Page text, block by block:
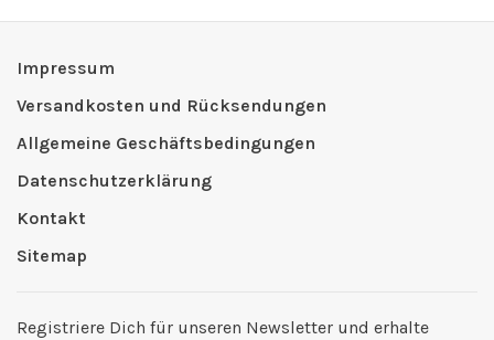
Impressum
Versandkosten und Rücksendungen
Allgemeine Geschäftsbedingungen
Datenschutzerklärung
Kontakt
Sitemap
Registriere Dich für unseren Newsletter und erhalte